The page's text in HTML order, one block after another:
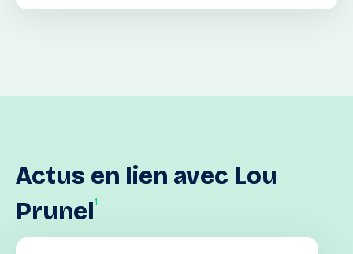
Actus en lien avec Lou
Prunel1